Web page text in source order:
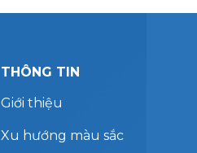
THÔNG TIN
Giới thiệu
Xu hướng màu sắc